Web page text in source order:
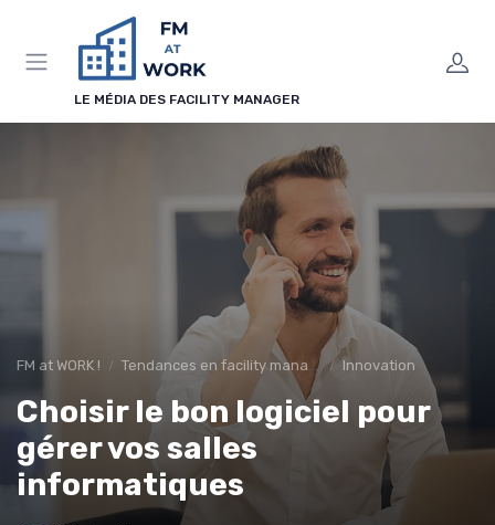
LE MÉDIA DES FACILITY MANAGER
FM at WORK ! Tendances en facility management Innovation
Choisir le bon logiciel pour
gérer vos salles
informatiques
Panneau de gestion des cookies